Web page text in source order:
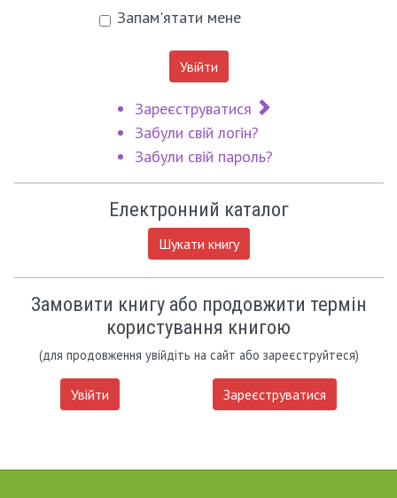
Запам'ятати мене
Увійти
Зареєструватися
Забули свій логін?
Забули свій пароль?
Електронний каталог
Шукати книгу
Замовити книгу або продовжити термін
користування книгою
(для продовження увійдіть на сайт або зареєструйтеся)
Увійти Зареєструватися